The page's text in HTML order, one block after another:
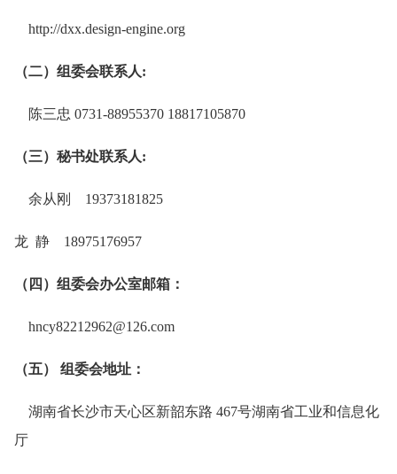
http://dxx.design-engine.org
（二）组委会联系人:
陈三忠 0731-88955370 18817105870
（三）秘书处联系人:
余从刚 19373181825
龙 静 18975176957
（四）组委会办公室邮箱：
hncy82212962@126.com
（五） 组委会地址：
湖南省长沙市天心区新韶东路 467号湖南省工业和信息化
厅